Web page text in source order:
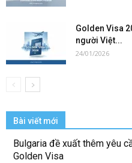
Golden Visa
người Việt...
24/01/2026
Bài viết mới
Bulgaria đề xuất thêm yêu
Golden Visa